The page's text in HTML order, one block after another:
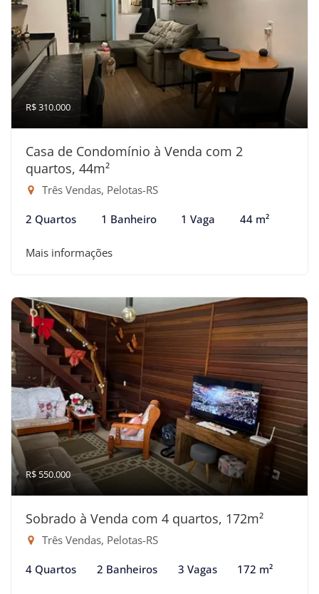
R$ 310.000
Casa de Condomínio à Venda com 2
quartos, 44m²
Três Vendas, Pelotas-RS
2 Quartos 1 Banheiro 1 Vaga 44 m²
Mais informações
R$ 550.000
Sobrado à Venda com 4 quartos, 172m²
Três Vendas, Pelotas-RS
4 Quartos 2 Banheiros 3 Vagas 172 m²